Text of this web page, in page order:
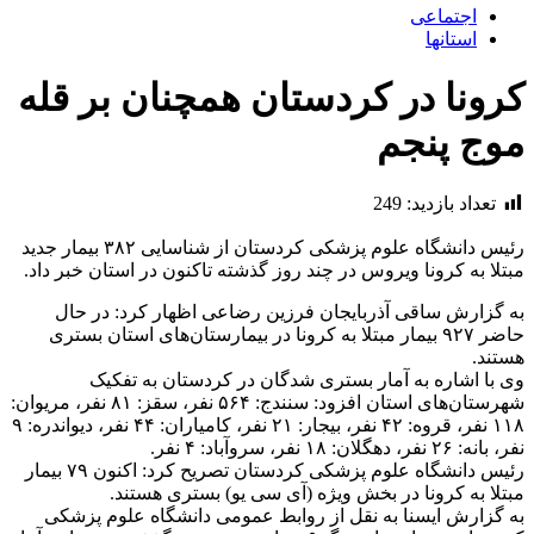
اجتماعی
استانها
کرونا در کردستان همچنان بر قله
موج پنجم
تعداد بازدید: 249
رئیس دانشگاه علوم پزشکی کردستان از شناسایی ۳۸۲ بیمار جدید
مبتلا به کرونا ویروس در چند روز گذشته تاکنون در استان خبر داد.
به گزارش ساقی آذربایجان فرزین رضاعی اظهار کرد: در حال
حاضر ۹۲۷ بیمار مبتلا به کرونا در بیمارستان‌های استان بستری
هستند.
وی با اشاره به آمار بستری شدگان در کردستان به تفکیک
شهرستان‌های استان افزود: سنندج: ۵۶۴ نفر، سقز: ۸۱ نفر، مریوان:
۱۱۸ نفر، قروه: ۴۲ نفر، بیجار: ۲۱ نفر، کامیاران: ۴۴ نفر، دیواندره: ۹
نفر، بانه: ۲۶ نفر، دهگلان: ۱۸ نفر، سروآباد: ۴ نفر.
رئیس دانشگاه علوم پزشکی کردستان تصریح کرد: اکنون ۷۹ بیمار
مبتلا به کرونا در بخش ویژه (آی سی یو) بستری هستند.
به گزارش ایسنا به نقل از روابط عمومی دانشگاە علوم پزشکی